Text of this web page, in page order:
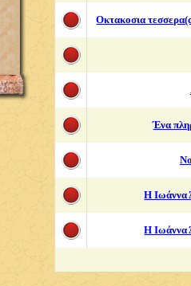
Οκτακοσια
Ένα
Η Ιωάννα
Η Ιωάννα